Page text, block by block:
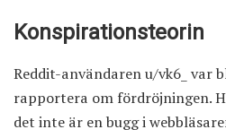
Konspirationsteorin
Reddit-användaren u/vk6_ var
rapportera om fördröjningen.
det inte är en bugg i